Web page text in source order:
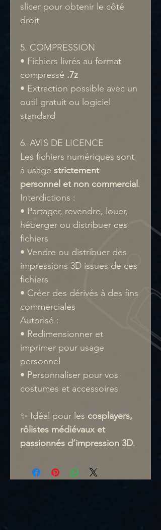
slicer pour obtenir le côté
droit
5. COMPRESSION
• Fichiers livrés au format
compressé .7z
• Extraction possible avec un
outil gratuit ou logiciel
standard
6. AVIS DE LICENCE
Les fichiers numériques sont
à usage strictement
personnel et non commercial.
Interdictions :
• Partager, revendre, louer,
héberger ou distribuer ces
fichiers
• Vendre ou distribuer des
impressions 3D issues de ces
fichiers
• Créer des dérivés à des fins
commerciales
Autorisé :
• Redimensionner et
imprimer pour usage
personnel
• Personnaliser pour vos
costumes et accessoires
✨ Idéal pour les cosplayers,
rôlistes médiévaux et
passionnés d’impression 3D.